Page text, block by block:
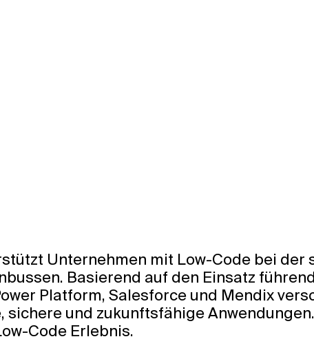
Unternehmen mit Low-Code bei
Basierend auf den Einsatz
Platform, Salesforce und Mendix
sichere und zukunftsfähige
Code Erlebnis.